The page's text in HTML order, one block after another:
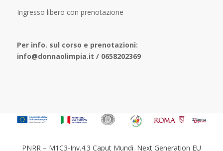
Ingresso libero con prenotazione
Per info. sul corso e prenotazioni:
info@donnaolimpia.it / 0658202369
PNRR – M1C3-Inv.4.3 Caput Mundi. Next Generation EU